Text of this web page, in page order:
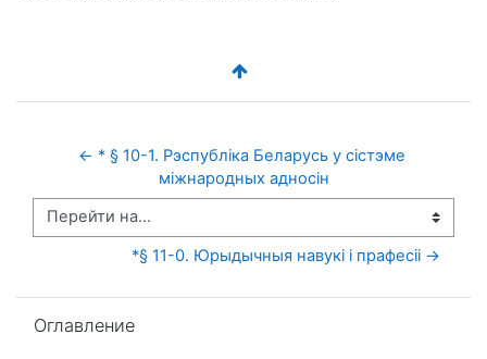
← * § 10-1. Рэспубліка Беларусь у сістэме
міжнародных адносін
Перейти на...
*§ 11-0. Юрыдычныя навукі і прафесіі →
Оглавление